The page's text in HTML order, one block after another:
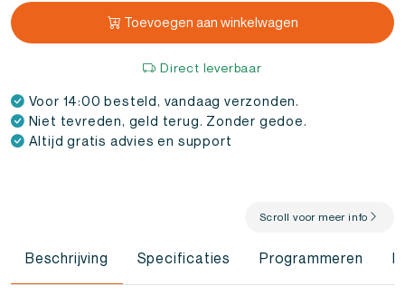
NTAG215
aantal
Toevoegen aan winkelwagen
Direct leverbaar
Voor 14:00 besteld, vandaag verzonden.
Niet tevreden, geld terug. Zonder gedoe.
Altijd gratis advies en support
Scroll voor meer info
Beschrijving Specificaties Programmeren